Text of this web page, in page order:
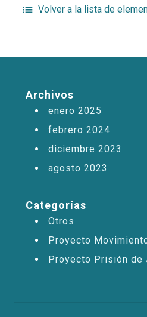
Volver a la lista de
Archivos
enero 2025
febrero 2024
diciembre 2023
agosto 2023
Categorías
Otros
Proyecto
Proyecto Prisión de